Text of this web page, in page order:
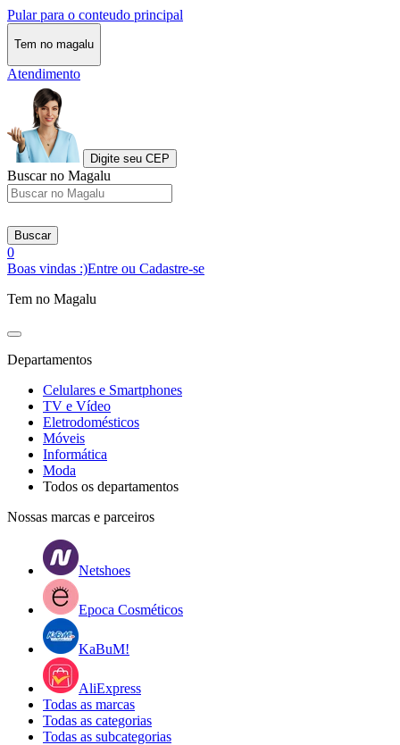
Pular para o conteudo principal
Tem no magalu
Atendimento
Digite seu CEP
Buscar no Magalu
Buscar
0
Boas vindas :)Entre ou Cadastre-se
Tem no Magalu
Departamentos
Celulares e Smartphones
TV e Vídeo
Eletrodomésticos
Móveis
Informática
Moda
Todos os departamentos
Nossas marcas e parceiros
Netshoes
Epoca Cosméticos
KaBuM!
AliExpress
Todas as marcas
Todas as categorias
Todas as subcategorias